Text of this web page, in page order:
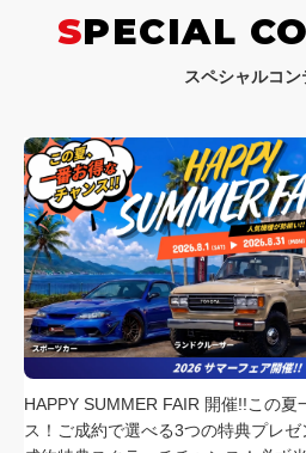
SPECIAL
スペシャルコン
HAPPY SUMMER FAIR 開催!!この夏
ス！ご成約で選べる3つの特典プレ